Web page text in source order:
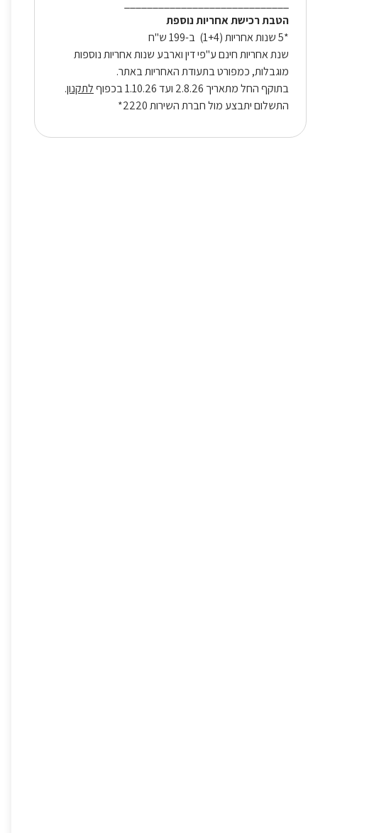
הטבת רכישת אחריות נוספת
*5 שנות אחריות (1+4) ב-199 ש"ח
שנת אחריות חינם ע"פי דין וארבע שנות אחריות נוספות
מוגבלות, כמפורט בתעודת האחריות באתר.
בתוקף החל מתאריך 2.8.26 ועד 1.10.26 בכפוף
לתקנון.
התשלום יתבצע מול חברת השירות 2220*